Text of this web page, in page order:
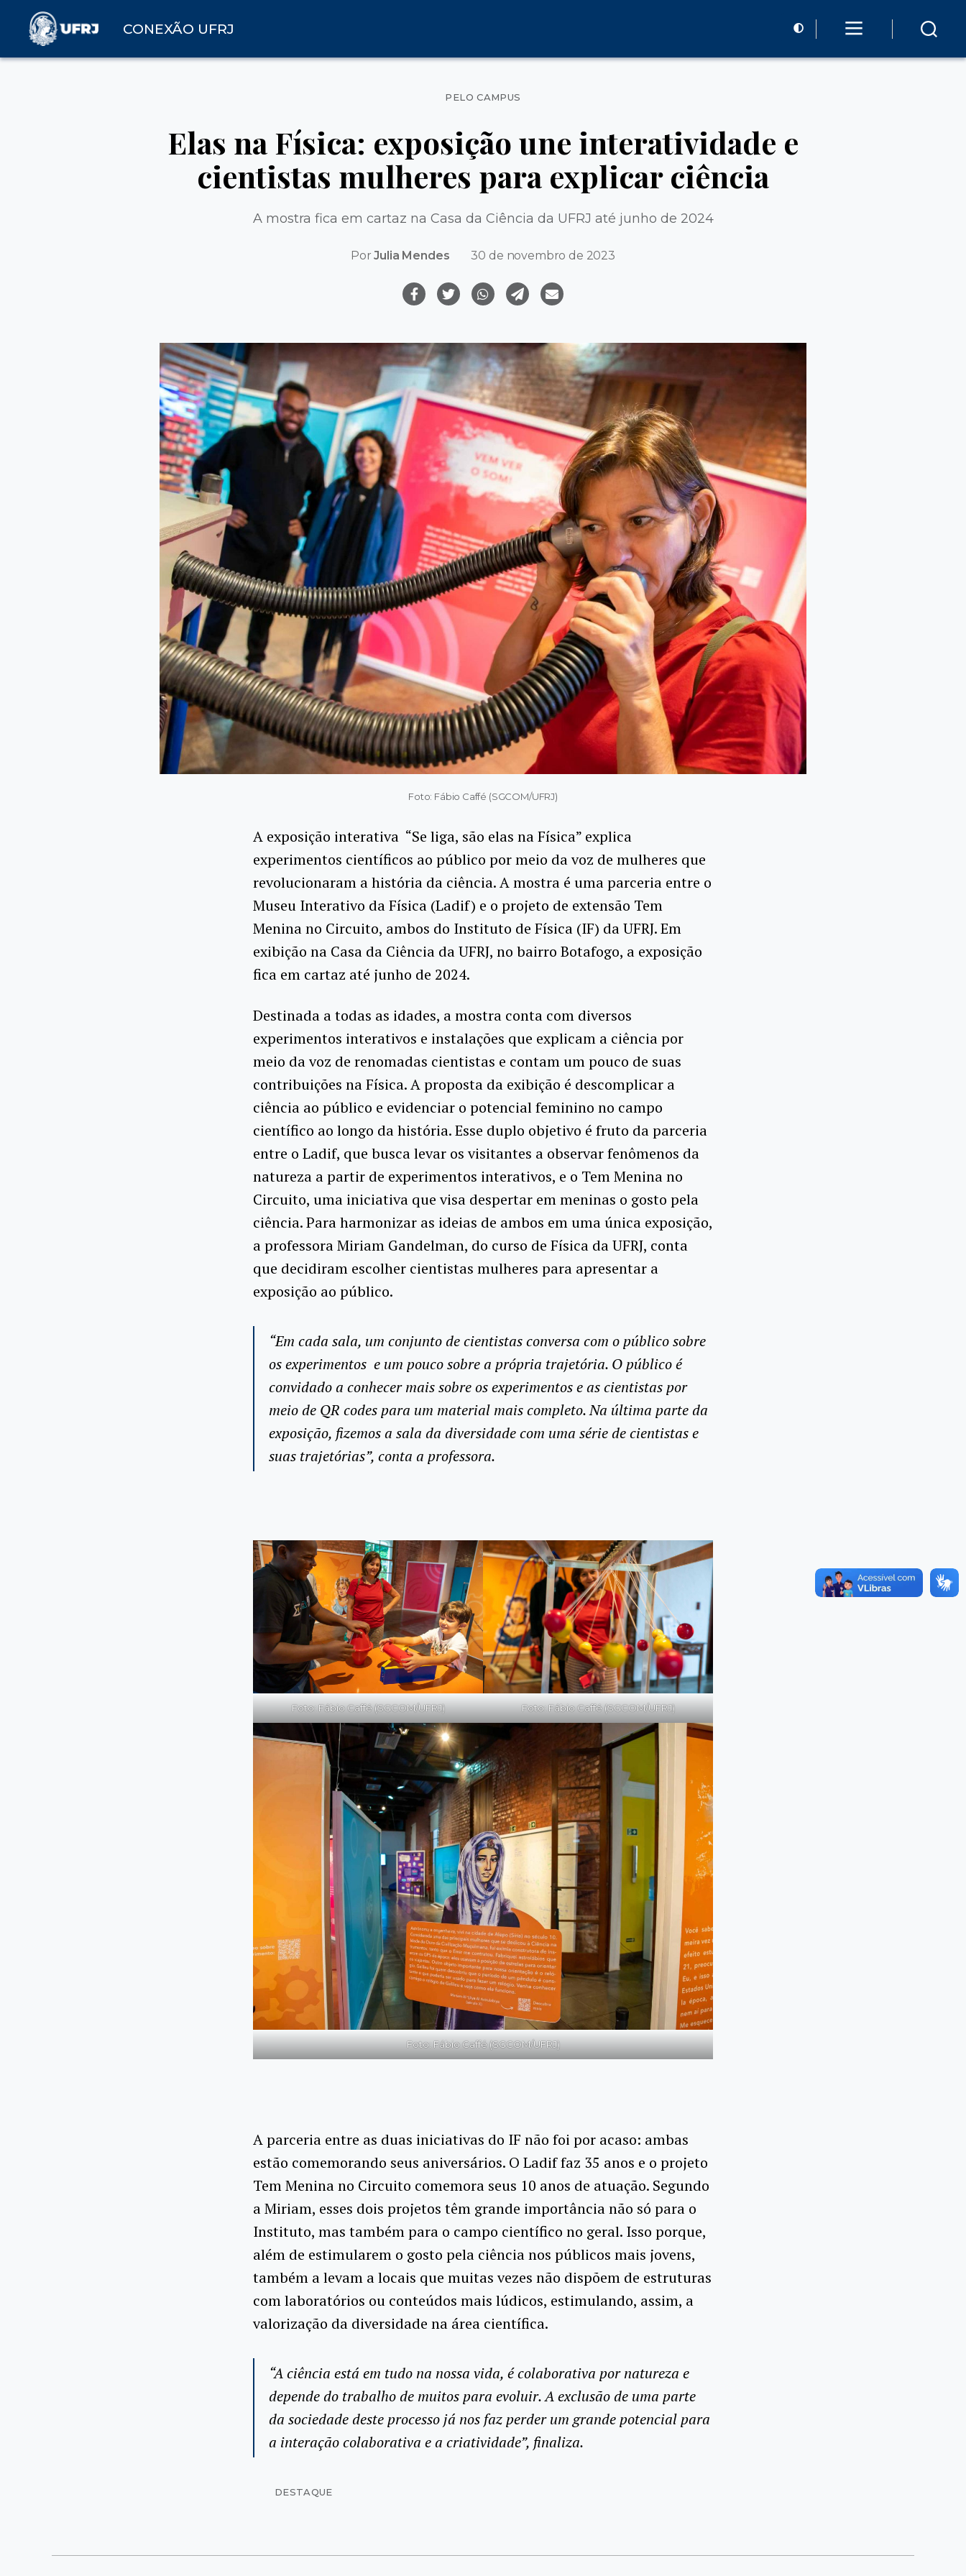
CONEXÃO UFRJ
Categorias
PELO CAMPUS
Elas na Física: exposição une interatividade e
cientistas mulheres para explicar ciência
A mostra fica em cartaz na Casa da Ciência da UFRJ até junho de 2024
PorJulia Mendes 30 de novembro de 2023
Foto: Fábio Caffé (SGCOM/UFRJ)
A exposição interativa “Se liga, são elas na Física” explica
experimentos científicos ao público por meio da voz de mulheres que
revolucionaram a história da ciência. A mostra é uma parceria entre o
Museu Interativo da Física (Ladif) e o projeto de extensão Tem
Menina no Circuito, ambos do Instituto de Física (IF) da UFRJ. Em
exibição na Casa da Ciência da UFRJ, no bairro Botafogo, a exposição
fica em cartaz até junho de 2024.
Destinada a todas as idades, a mostra conta com diversos
experimentos interativos e instalações que explicam a ciência por
meio da voz de renomadas cientistas e contam um pouco de suas
contribuições na Física. A proposta da exibição é descomplicar a
ciência ao público e evidenciar o potencial feminino no campo
científico ao longo da história. Esse duplo objetivo é fruto da parceria
entre o Ladif, que busca levar os visitantes a observar fenômenos da
natureza a partir de experimentos interativos, e o Tem Menina no
Circuito, uma iniciativa que visa despertar em meninas o gosto pela
ciência. Para harmonizar as ideias de ambos em uma única exposição,
a professora Miriam Gandelman, do curso de Física da UFRJ, conta
que decidiram escolher cientistas mulheres para apresentar a
exposição ao público.
“Em cada sala, um conjunto de cientistas conversa com o público sobre
os experimentos e um pouco sobre a própria trajetória. O público é
convidado a conhecer mais sobre os experimentos e as cientistas por
meio de QR codes para um material mais completo. Na última parte da
exposição, fizemos a sala da diversidade com uma série de cientistas e
suas trajetórias”, conta a professora.
Foto: Fábio Caffé (SGCOM/UFRJ) Foto: Fábio Caffé (SGCOM/UFRJ)
Foto: Fábio Caffé (SGCOM/UFRJ)
A parceria entre as duas iniciativas do IF não foi por acaso: ambas
estão comemorando seus aniversários. O Ladif faz 35 anos e o projeto
Tem Menina no Circuito comemora seus 10 anos de atuação. Segundo
a Miriam, esses dois projetos têm grande importância não só para o
Instituto, mas também para o campo científico no geral. Isso porque,
além de estimularem o gosto pela ciência nos públicos mais jovens,
também a levam a locais que muitas vezes não dispõem de estruturas
com laboratórios ou conteúdos mais lúdicos, estimulando, assim, a
valorização da diversidade na área científica.
“A ciência está em tudo na nossa vida, é colaborativa por natureza e
depende do trabalho de muitos para evoluir. A exclusão de uma parte
da sociedade deste processo já nos faz perder um grande potencial para
a interação colaborativa e a criatividade”, finaliza.
DESTAQUE